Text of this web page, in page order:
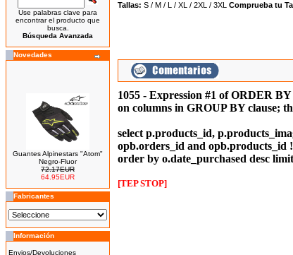
Use palabras clave para
encontrar el producto que
busca.
Búsqueda Avanzada
Novedades
Guantes Alpinestars "Atom"
Negro-Fluor
72.17EUR
64.95EUR
---------
Fabricantes
Información
Envios/Devoluciones
Tallas: S / M / L / XL / 2XL / 3XL Comprueba tu
1055 - Expression #1 of ORDER
on columns in GROUP BY clause;
select p.products_id,
opb.orders_id and opb.products_id
order by o.date_purchased desc
[TEP STOP]